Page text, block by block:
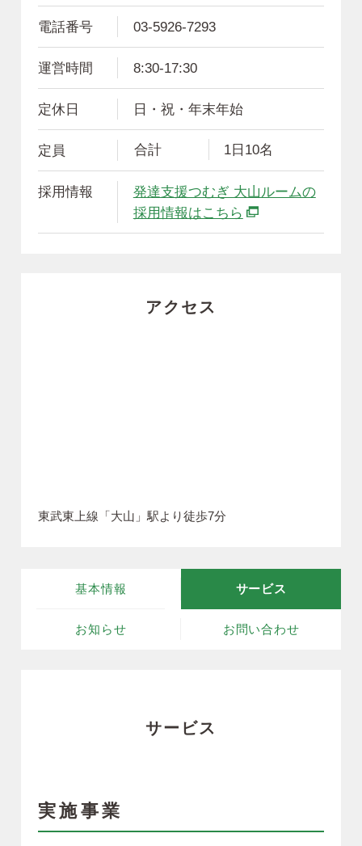
電話番号 03-5926-7293
運営時間 8:30-17:30
定休日 日・祝・年末年始
定員 合計 1日10名
採用情報
発達支援つむぎ 大山ルームの
採用情報はこちら 別ウィンドウで開
アクセス
東武東上線「大山」駅より徒歩7分
基本情報 サービス
お知らせ お問い合わせ
サービス
実施事業